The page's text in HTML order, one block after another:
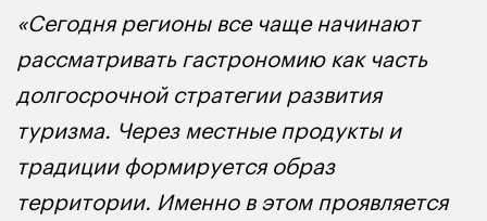
«Сегодня регионы все чаще начинают
рассматривать гастрономию как часть
долгосрочной стратегии развития
туризма. Через местные продукты и
традиции формируется образ
территории. Именно в этом проявляется